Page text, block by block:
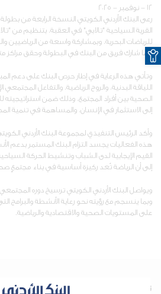
١٢ - نوفمبر - ٢٠٢٥
رعى البنك الأردني الكويتي النسخة الرابعة من
القرية السياحية "تالابي" في العقبة، بتنظيم من
للرياضات البحرية، وبمشاركة واسعة من الرياضيين
كما شارك فريق من البنك في البطولة وحقق مراكز
وتأتي هذه الرعاية في إطار حرص البنك على دعم
اللياقة البدنية، والروح الرياضية، والتفاعل المجتمعي
الصحية بين أفراد المجتمع، وذلك ضمن استراتيجيته
إلى الاستثمار في الإنسان، والمساهمة في تنمية
وأكد الرئيس التنفيذي لمجموعة البنك الأردني
هذه الفعاليات يجسد التزام البنك المستمر بدعم
القيم الإيجابية لدى الشباب وتنشيط الحركة
إلى أن الرياضة تُعد ركيزة أساسية في بناء مجتمعٍ
ويواصل البنك الأردني الكويتي ترسيخ دوره المجتمعي
وبما ينسجم مع رؤيته نحو رعاية الأنشطة والبرامج
على المستويات الصحية والاقتصادية والرياضية.
نبذة عن البنك